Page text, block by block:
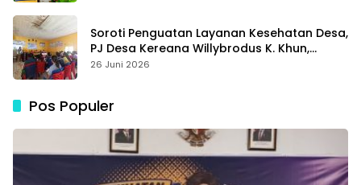
Soroti Penguatan Layanan Kesehatan Desa,
PJ Desa Kereana Willybrodus K. Khun,
Dukung Penuh Pelatihan Kader Posyandu
26 Juni 2026
Pos Populer